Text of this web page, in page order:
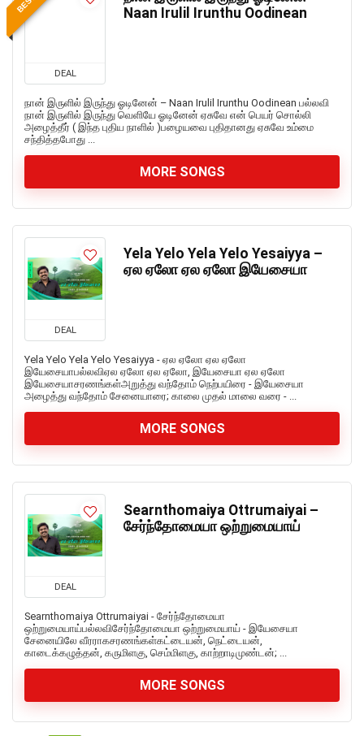
DEAL
Naan Irulil Irunthu Oodinean
நான் இருளில் இருந்து ஓடினேன் – Naan Irulil Irunthu Oodinean பல்லவி
நான் இருளில் இருந்து வெளியே ஓடினேன் ஏசுவே என் பெயர் சொல்லி
அழைத்தீர் ( இந்த புதிய நாளில் )பழையவை புதிதானது ஏசுவே உம்மை
சந்தித்தபோது ...
MORE SONGS
DEAL
Yela Yelo Yela Yelo Yesaiyya –
ஏல ஏலோ ஏல ஏலோ இயேசையா
Yela Yelo Yela Yelo Yesaiyya - ஏல ஏலோ ஏல ஏலோ
இயேசையாபல்லவிஏல ஏலோ ஏல ஏலோ, இயேசையா ஏல ஏலோ
இயேசையாசரணங்கள்அறுத்து வந்தோம் நெற்பயிரை - இயேசையா
அழைத்து வந்தோம் சேனையாரை; காலை முதல் மாலை வரை - ...
MORE SONGS
DEAL
Searnthomaiya Ottrumaiyai –
சேர்ந்தோமையா ஒற்றுமையாய்
Searnthomaiya Ottrumaiyai - சேர்ந்தோமையா
ஒற்றுமையாய்பல்லவிசேர்ந்தோமையா ஒற்றுமையாய் - இயேசையா
சேனையிலே வீரராகசரணங்கள்கட்டையன், நெட்டையன்,
காடைக்கழுத்தன், கருமிளகு, செம்மிளகு, காற்றாடிமுண்டன்; ...
MORE SONGS